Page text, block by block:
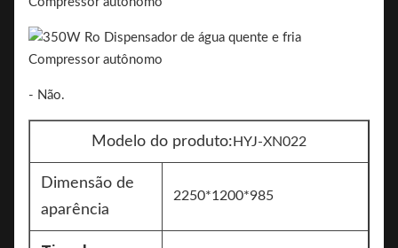
- Não.
Modelo do produto:HYJ-XN022
Dimensão de
aparência
2250*1200*985